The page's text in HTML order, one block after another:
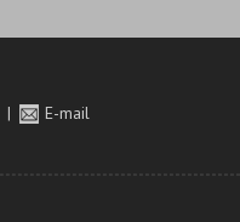
E-mail